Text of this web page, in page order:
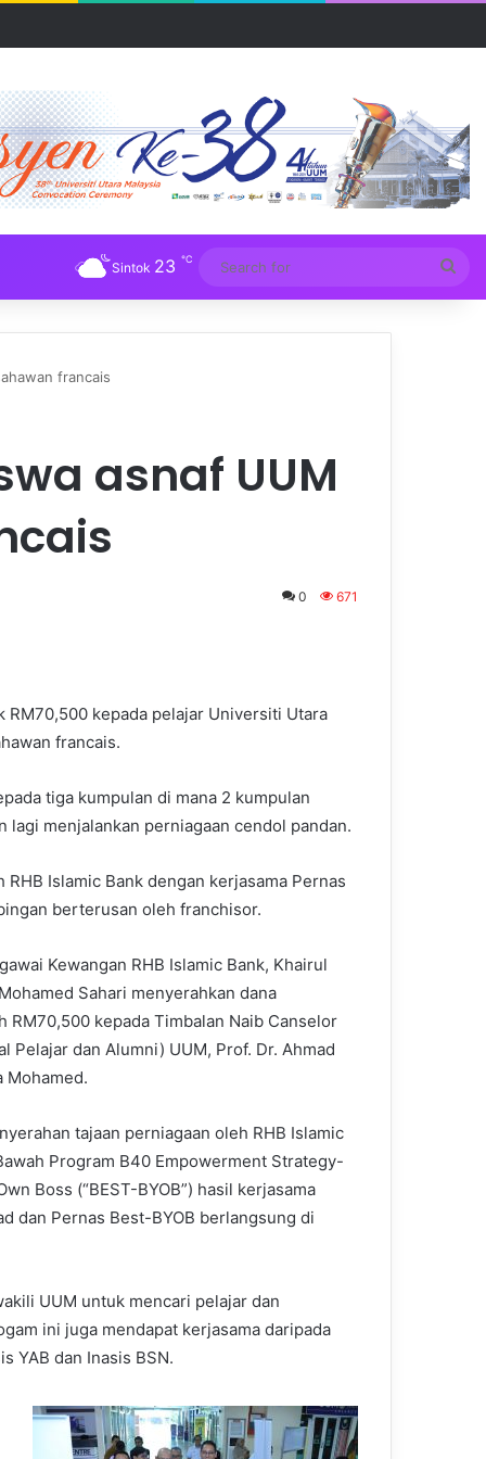
Sintok 23 ℃
for
francais
asnaf UUM
0 671
RM70,500 kepada pelajar Universiti Utara
francais.
tiga kumpulan di mana 2 kumpulan
menjalankan perniagaan cendol pandan.
Islamic Bank dengan kerjasama Pernas
berterusan oleh franchisor.
Kewangan RHB Islamic Bank, Khairul
Sahari menyerahkan dana
RM70,500 kepada Timbalan Naib Canselor
Pelajar dan Alumni) UUM, Prof. Dr. Ahmad
Mohamed.
tajaan perniagaan oleh RHB Islamic
Program B40 Empowerment Strategy-
Boss (“BEST-BYOB”) hasil kerjasama
dan Pernas Best-BYOB berlangsung di
UUM untuk mencari pelajar dan
ini juga mendapat kerjasama daripada
YAB dan Inasis BSN.